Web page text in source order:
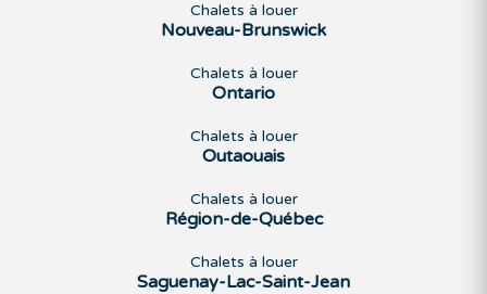
Chalets à louer
Nouveau-Brunswick
Chalets à louer
Ontario
Chalets à louer
Outaouais
Chalets à louer
Région-de-Québec
Chalets à louer
Saguenay-Lac-Saint-Jean